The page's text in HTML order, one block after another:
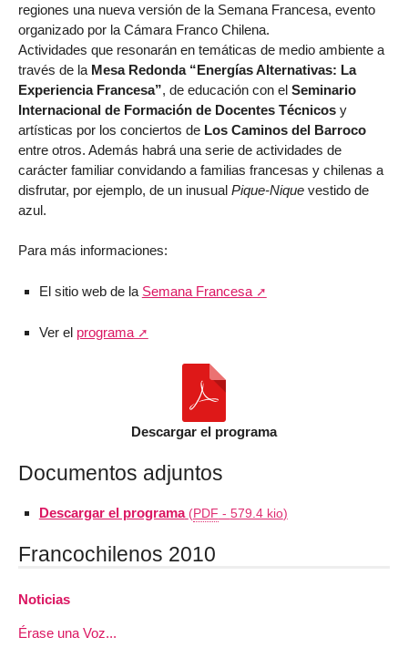
regiones una nueva versión de la Semana Francesa, evento
organizado por la Cámara Franco Chilena.
Actividades que resonarán en temáticas de medio ambiente a
través de la Mesa Redonda “Energías Alternativas: La
Experiencia Francesa”, de educación con el Seminario
Internacional de Formación de Docentes Técnicos y
artísticas por los conciertos de Los Caminos del Barroco
entre otros. Además habrá una serie de actividades de
carácter familiar convidando a familias francesas y chilenas a
disfrutar, por ejemplo, de un inusual Pique-Nique vestido de
azul.
Para más informaciones:
El sitio web de la Semana Francesa
Ver el programa
Descargar el programa
Documentos adjuntos
Descargar el programa (PDF - 579.4 kio)
Francochilenos 2010
Noticias
Érase una Voz...